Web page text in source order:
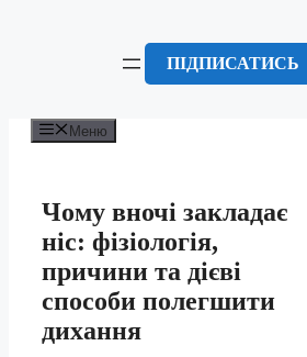
ПІДПИСАТИСЬ
Меню
Чому вночі закладає
ніс: фізіологія,
причини та дієві
способи полегшити
дихання